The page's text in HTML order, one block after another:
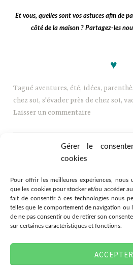
Gérer le
cookies
Pour offrir les meilleures expériences, nous
que les cookies pour stocker et/ou accéder
fait de consentir à ces technologies nous
telles que le comportement de navigation ou
de ne pas consentir ou de retirer son
sur certaines caractéristiques et fonctions.
ACCEPTER
Et vous, quelles sont vos astuces afin de
côté de la maison ? Partagez-les
♥
Tagué aventures,été, idées,
chez soi,s'évader près de chez soi,
Laisser un commentaire
Association Citémômes
78 rue Jeanne d'Arc, 76000